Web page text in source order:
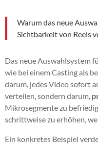
Warum das neue
Sichtbarkeit von Reels
Das neue Auswahlsystem
wie bei einem Casting als
darum, jedes Video sofort
verteilen, sondern darum,
Mikrosegmente zu
schrittweise zu erhöhen,
Ein konkretes Beispiel